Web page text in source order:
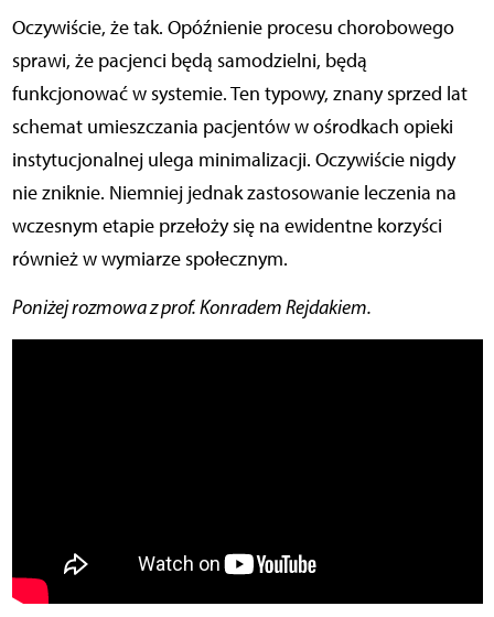
Oczywiście, że tak. Opóźnienie procesu chorobowego
sprawi, że pacjenci będą samodzielni, będą
funkcjonować w systemie. Ten typowy, znany sprzed lat
schemat umieszczania pacjentów w ośrodkach opieki
instytucjonalnej ulega minimalizacji. Oczywiście nigdy
nie zniknie. Niemniej jednak zastosowanie leczenia na
wczesnym etapie przełoży się na ewidentne korzyści
również w wymiarze społecznym.
Poniżej rozmowa z prof. Konradem Rejdakiem.